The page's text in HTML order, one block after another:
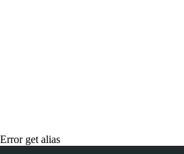
Error get alias